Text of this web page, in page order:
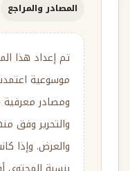
المصادر والمراجع
تم إعداد هذا
موسوعية
ومصادر معرفية
والعرض. وإذا